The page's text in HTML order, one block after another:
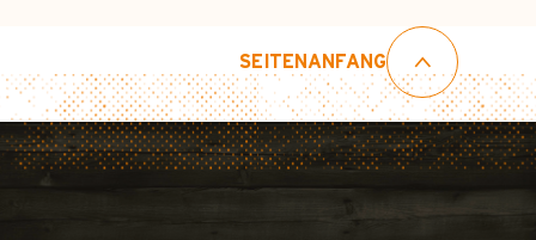
SEITENANFANG